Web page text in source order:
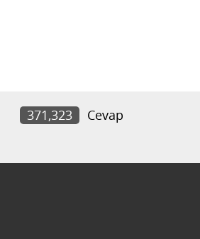
371,323
Cevap